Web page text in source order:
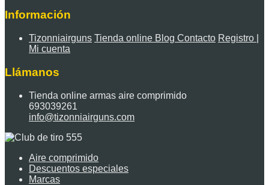
Información
Tizonniairguns Tienda online Blog Contacto Registro |
Mi cuenta
Llámanos
Tienda online armas aire comprimido
693039261
info@tizonniairguns.com
Aire comprimido
Descuentos especiales
Marcas